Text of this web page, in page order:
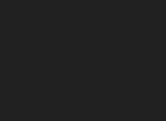
باعث دوام سیستم‌های